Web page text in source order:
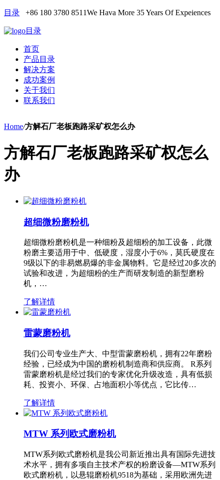
目录 +86 180 3780 8511We Hava More 35 Years Of Expeiences
目录
首页
产品目录
解决方案
成功案例
关于我们
联系我们
Home/方解石厂老板跑路采矿权怎么办
方解石厂老板跑路采矿权怎么
办
超细微粉磨粉机
超细微粉磨粉机是一种细粉及超细粉的加工设备，此微
粉磨主要适用于中、低硬度，湿度小于6%，莫氏硬度在
9级以下的非易燃易爆的非金属物料。它是经过20多次的
试验和改进，为超细粉的生产而研发制造的新型磨粉
机，…
了解详情
雷蒙磨粉机
我们公司专业生产大、中型雷蒙磨粉机，拥有22年磨粉
经验，已经成为中国的磨粉机制造商和供应商。 R系列
雷蒙磨粉机是经过我们的专家优化升级改造，具有低损
耗、投资小、环保、占地面积小等优点，它比传…
了解详情
MTW 系列欧式磨粉机
MTW系列欧式磨粉机是我公司新近推出具有国际先进技
术水平，拥有多项自主技术产权的粉磨设备—MTW系列
欧式磨粉机，以悬辊磨粉机9518为基础，采用欧洲先进